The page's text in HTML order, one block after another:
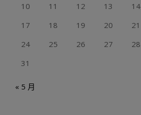
10
11 12 13 14
17
18 19 20 21
24
25 26 27 28
31
« 5 月